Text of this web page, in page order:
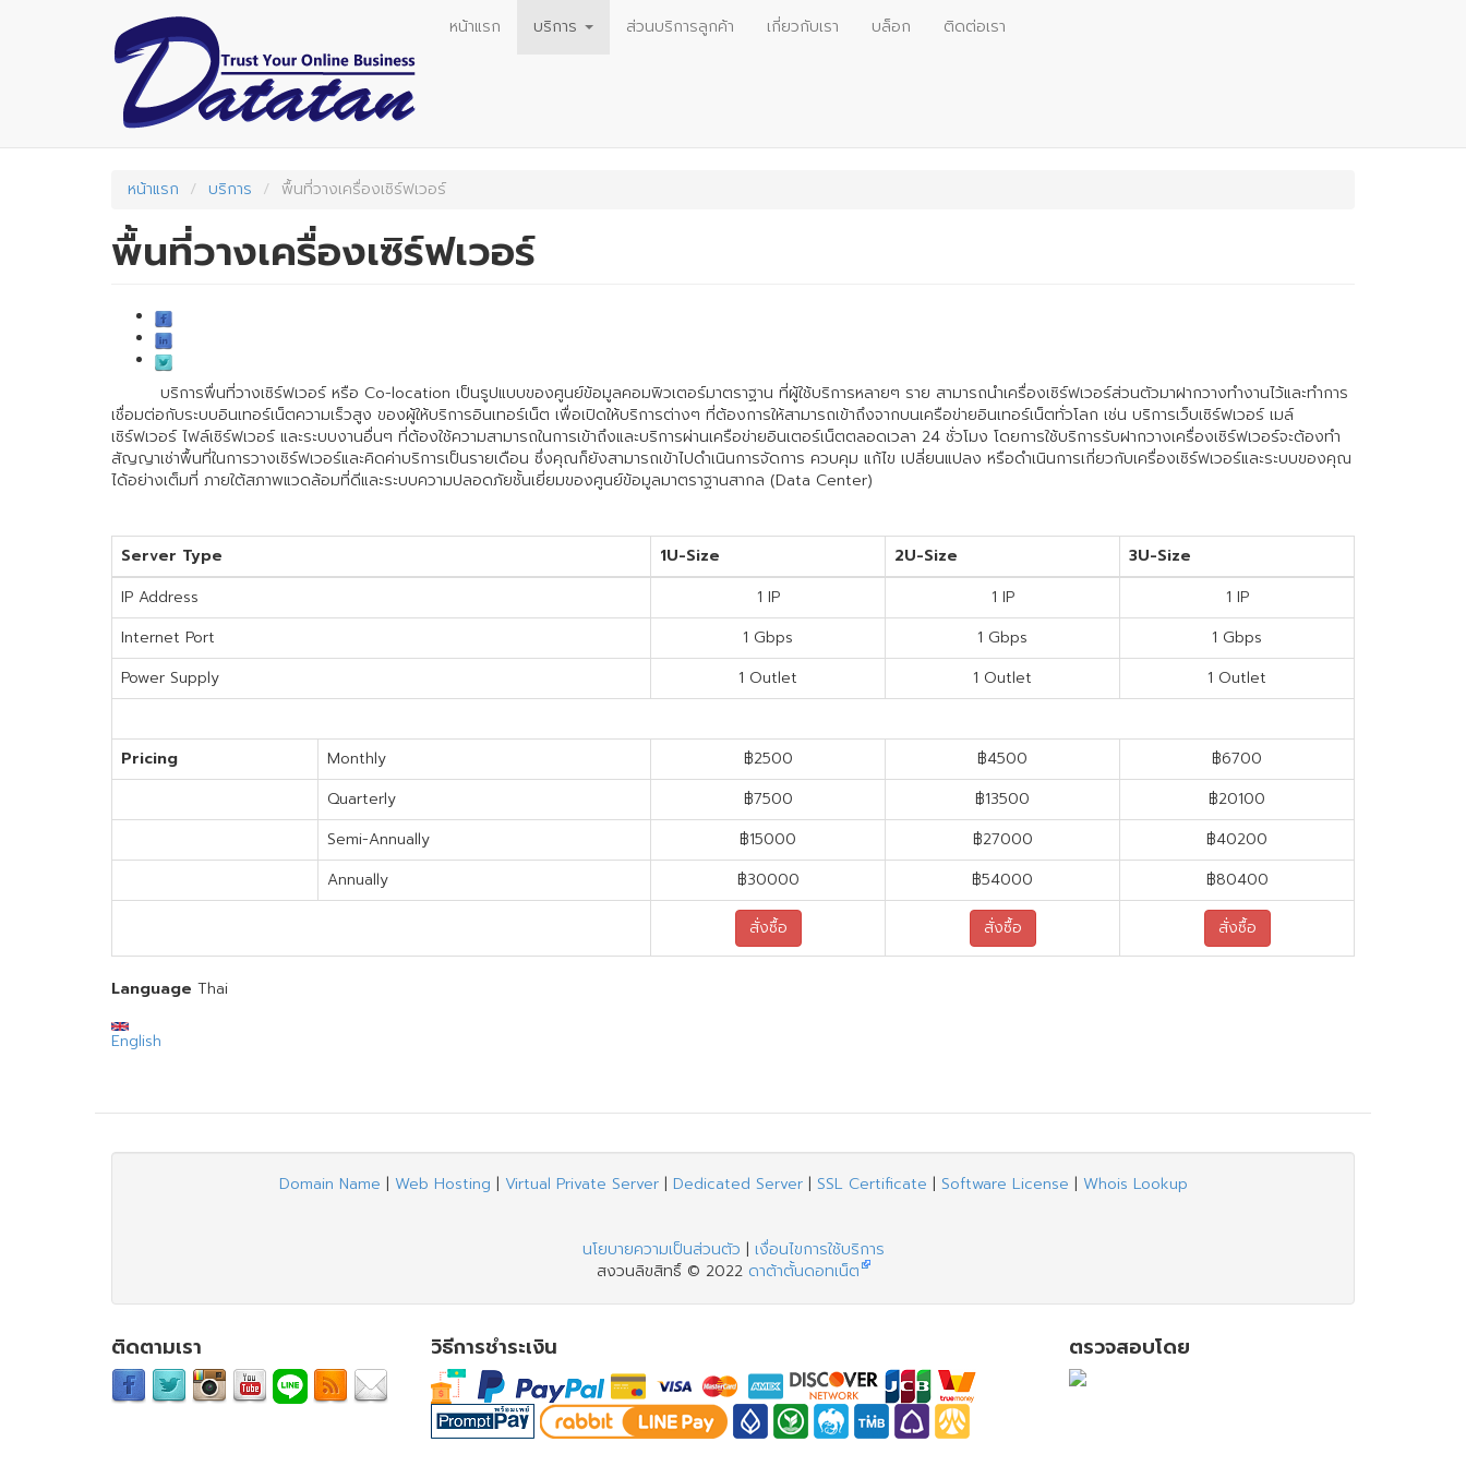
หน้าแรก บริการ ส่วนบริการลูกค้า เกี่ยวกับเรา บล็อก ติดต่อเรา
หน้าแรก บริการ พื้นที่วางเครื่องเซิร์ฟเวอร์
พื้นที่วางเครื่องเซิร์ฟเวอร์
บริการพื่นที่วางเซิร์ฟเวอร์ หรือ Co-location เป็นรูปแบบของศูนย์ข้อมูลคอมพิวเตอร์มาตราฐาน ที่ผู้ใช้บริการหลายๆ ราย สามารถนำเครื่องเซิร์ฟเวอร์ส่วนตัวมาฝากวางทำงานไว้และทำการ
เชื่อมต่อกับระบบอินเทอร์เน็ตความเร็วสูง ของผู้ให้บริการอินเทอร์เน็ต เพื่อเปิดให้บริการต่างๆ ที่ต้องการให้สามารถเข้าถึงจากบนเครือข่ายอินเทอร์เน็ตทั่วโลก เช่น บริการเว็บเซิร์ฟเวอร์ เมล์
เซิร์ฟเวอร์ ไฟล์เซิร์ฟเวอร์ และระบบงานอื่นๆ ที่ต้องใช้ความสามารถในการเข้าถึงและบริการผ่านเครือข่ายอินเตอร์เน็ตตลอดเวลา 24 ชั่วโมง โดยการใช้บริการรับฝากวางเครื่องเซิร์ฟเวอร์จะต้องทำ
สัญญาเช่าพื้นที่ในการวางเซิร์ฟเวอร์และคิดค่าบริการเป็นรายเดือน ซึ่งคุณก็ยังสามารถเข้าไปดำเนินการจัดการ ควบคุม แก้ไข เปลี่ยนแปลง หรือดำเนินการเกี่ยวกับเครื่องเซิร์ฟเวอร์และระบบของคุณ
ได้อย่างเต็มที่ ภายใต้สภาพแวดล้อมที่ดีและระบบความปลอดภัยชั้นเยี่ยมของศูนย์ข้อมูลมาตราฐานสากล (Data Center)
Server Type 1U-Size 2U-Size
3U-Size
IP Address
1 IP 1 IP
1 IP
Internet Port
1 Gbps 1 Gbps
1 Gbps
Power Supply
1 Outlet 1 Outlet 1 Outlet
Pricing Monthly ฿2500 ฿4500
฿6700
Quarterly
฿7500 ฿13500
฿20100
Semi-Annually
฿15000 ฿27000
฿40200
Annually
฿30000 ฿54000 ฿80400
สั่งซื้อ สั่งซื้อ สั่งซื้อ
Language Thai
English
Domain Name | Web Hosting | Virtual Private Server| Dedicated Server| SSL Certificate | Software License | Whois Lookup
นโยบายความเป็นส่วนตัว | เงื่อนไขการใช้บริการ
สงวนลิขสิทธิ์ © 2022 ดาต้าตั้นดอทเน็ต
ติดตามเรา วิธีการชำระเงิน ตรวจสอบโดย